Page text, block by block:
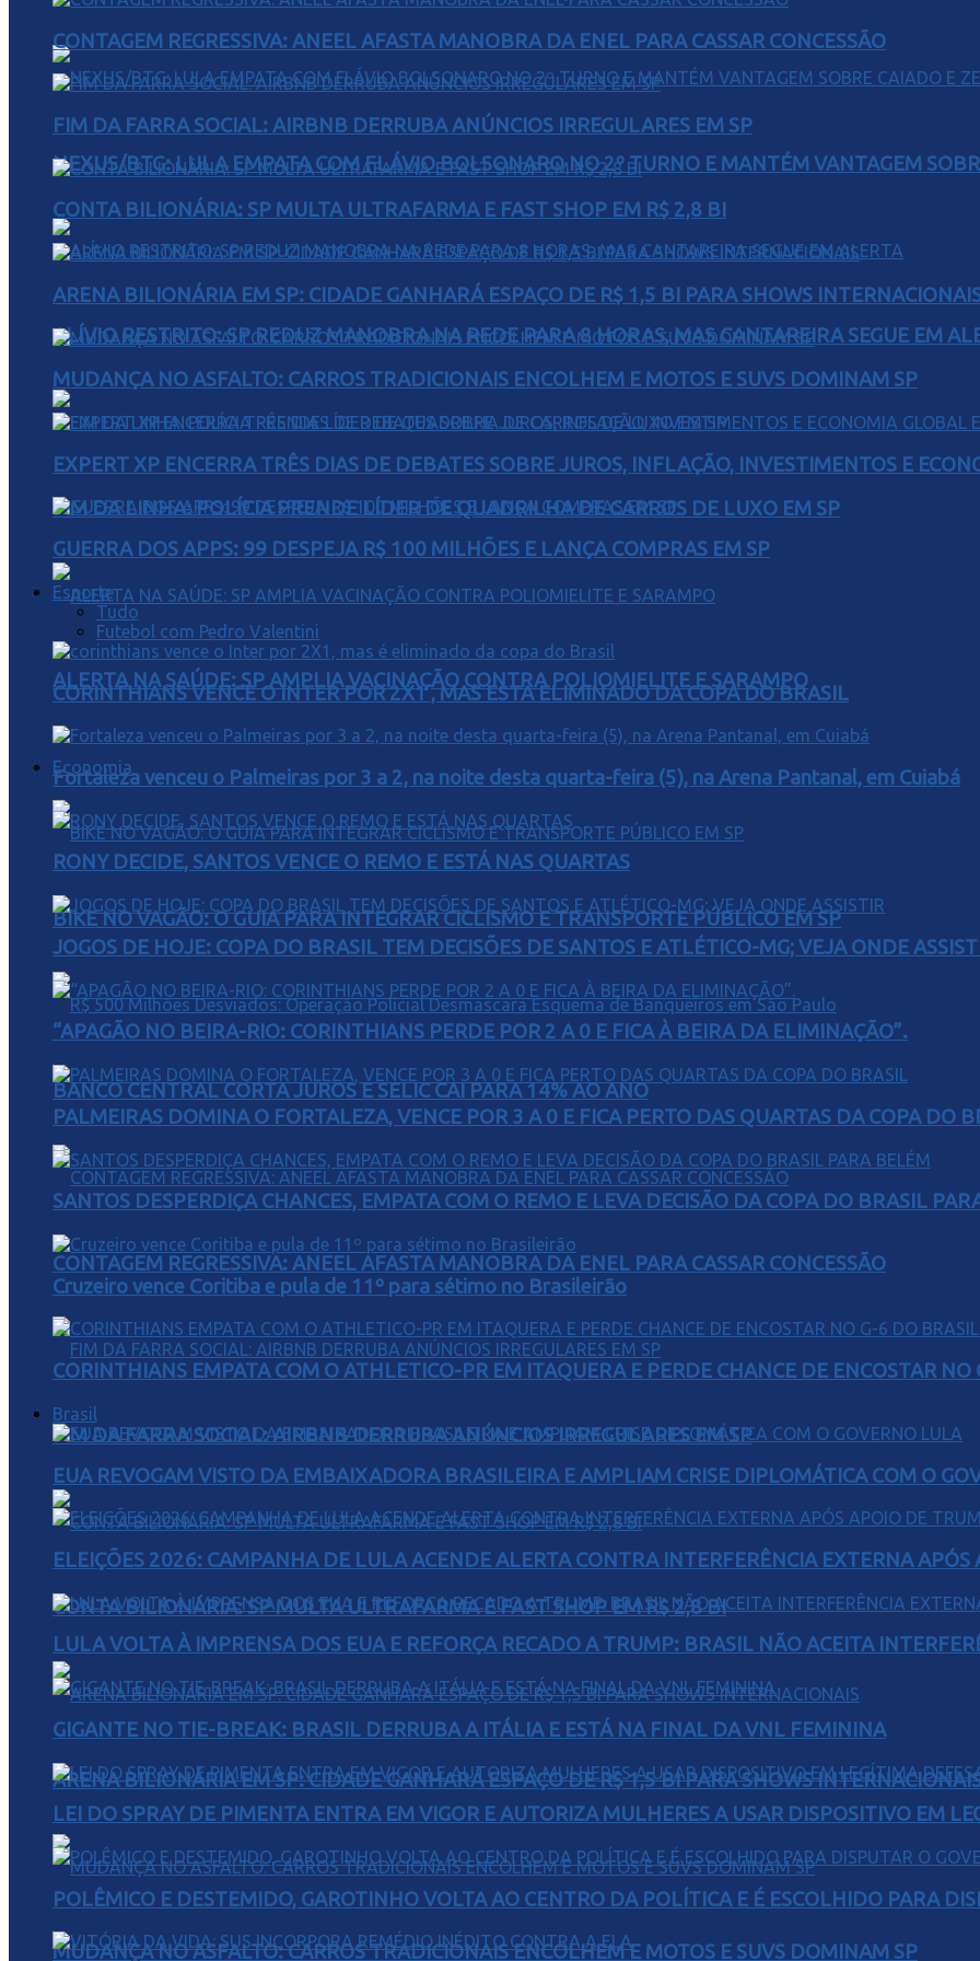
NEXUS/BTG: LULA EMPATA COM FLÁVIO BOLSONARO NO 2º TURNO E MANTÉM VANTAGEM
ALÍVIO RESTRITO: SP REDUZ MANOBRA NA REDE PARA 8 HORAS, MAS CANTAREIRA SEGUE EM
FIM DA LINHA: POLÍCIA PRENDE LÍDER DE QUADRILHA DE CARROS DE LUXO EM SP
ALERTA NA SAÚDE: SP AMPLIA VACINAÇÃO CONTRA POLIOMIELITE E SARAMPO
Economia
BIKE NO VAGÃO: O GUIA PARA INTEGRAR CICLISMO E TRANSPORTE PÚBLICO EM SP
BANCO CENTRAL CORTA JUROS E SELIC CAI PARA 14% AO ANO
CONTAGEM REGRESSIVA: ANEEL AFASTA MANOBRA DA ENEL PARA CASSAR CONCESSÃO
FIM DA FARRA SOCIAL: AIRBNB DERRUBA ANÚNCIOS IRREGULARES EM SP
CONTA BILIONÁRIA: SP MULTA ULTRAFARMA E FAST SHOP EM R$ 2,8 BI
ARENA BILIONÁRIA EM SP: CIDADE GANHARÁ ESPAÇO DE R$ 1,5 BI PARA SHOWS
MUDANÇA NO ASFALTO: CARROS TRADICIONAIS ENCOLHEM E MOTOS E SUVS DOMINAM SP
CONTAGEM REGRESSIVA: ANEEL AFASTA MANOBRA DA ENEL PARA CASSAR CONCESSÃO
FIM DA FARRA SOCIAL: AIRBNB DERRUBA ANÚNCIOS IRREGULARES EM SP
CONTA BILIONÁRIA: SP MULTA ULTRAFARMA E FAST SHOP EM R$ 2,8 BI
ARENA BILIONÁRIA EM SP: CIDADE GANHARÁ ESPAÇO DE R$ 1,5 BI PARA SHOWS
MUDANÇA NO ASFALTO: CARROS TRADICIONAIS ENCOLHEM E MOTOS E SUVS DOMINAM SP
EXPERT XP ENCERRA TRÊS DIAS DE DEBATES SOBRE JUROS, INFLAÇÃO, INVESTIMENTOS E
GUERRA DOS APPS: 99 DESPEJA R$ 100 MILHÕES E LANÇA COMPRAS EM SP
Esporte
Tudo
Futebol com Pedro Valentini
CORINTHIANS VENCE O INTER POR 2X1 , MAS ESTA ELIMINADO DA COPA DO BRASIL
Fortaleza venceu o Palmeiras por 3 a 2, na noite desta quarta-feira (5), na Arena Pantanal, em Cuiabá
RONY DECIDE, SANTOS VENCE O REMO E ESTÁ NAS QUARTAS
JOGOS DE HOJE: COPA DO BRASIL TEM DECISÕES DE SANTOS E ATLÉTICO-MG; VEJA ONDE
“APAGÃO NO BEIRA-RIO: CORINTHIANS PERDE POR 2 A 0 E FICA À BEIRA DA ELIMINAÇÃO”.
PALMEIRAS DOMINA O FORTALEZA, VENCE POR 3 A 0 E FICA PERTO DAS QUARTAS DA COPA DO
SANTOS DESPERDIÇA CHANCES, EMPATA COM O REMO E LEVA DECISÃO DA COPA DO BRASIL
Cruzeiro vence Coritiba e pula de 11º para sétimo no Brasileirão
CORINTHIANS EMPATA COM O ATHLETICO-PR EM ITAQUERA E PERDE CHANCE DE ENCOSTAR
Brasil
EUA REVOGAM VISTO DA EMBAIXADORA BRASILEIRA E AMPLIAM CRISE DIPLOMÁTICA COM O
ELEIÇÕES 2026: CAMPANHA DE LULA ACENDE ALERTA CONTRA INTERFERÊNCIA EXTERNA
LULA VOLTA À IMPRENSA DOS EUA E REFORÇA RECADO A TRUMP: BRASIL NÃO ACEITA
GIGANTE NO TIE-BREAK: BRASIL DERRUBA A ITÁLIA E ESTÁ NA FINAL DA VNL FEMININA
LEI DO SPRAY DE PIMENTA ENTRA EM VIGOR E AUTORIZA MULHERES A USAR DISPOSITIVO EM
POLÊMICO E DESTEMIDO, GAROTINHO VOLTA AO CENTRO DA POLÍTICA E É ESCOLHIDO PARA